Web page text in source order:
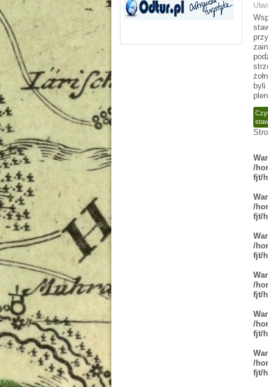
/
fjt/
/
fjt/
/
fjt/
/
fjt/
/
fjt/
/
fjt/